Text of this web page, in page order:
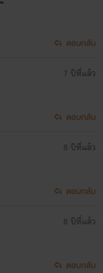
(เล่มจบ)
ตอบกลับ
7 ปีที่แล้ว
ตอบกลับ
8 ปีที่แล้ว
ตอบกลับ
8 ปีที่แล้ว
ตอบกลับ